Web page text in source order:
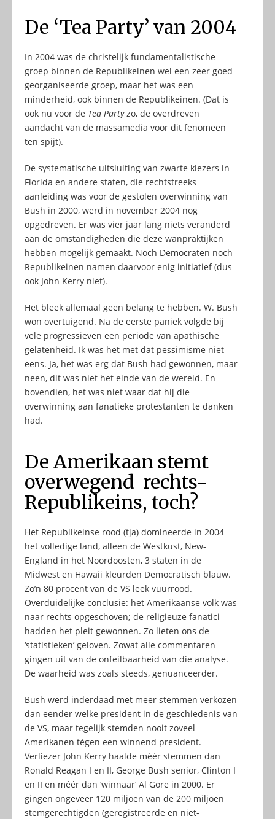
De ‘Tea Party’ van 2004
In 2004 was de christelijk fundamentalistische
groep binnen de Republikeinen wel een zeer goed
georganiseerde groep, maar het was een
minderheid, ook binnen de Republikeinen. (Dat is
ook nu voor de Tea Partyzo, de overdreven
aandacht van de massamedia voor dit fenomeen
ten spijt).
De systematische uitsluiting van zwarte kiezers in
Florida en andere staten, die rechtstreeks
aanleiding was voor de gestolen overwinning van
Bush in 2000, werd in november 2004 nog
opgedreven. Er was vier jaar lang niets veranderd
aan de omstandigheden die deze wanpraktijken
hebben mogelijk gemaakt. Noch Democraten noch
Republikeinen namen daarvoor enig initiatief (dus
ook John Kerry niet).
Het bleek allemaal geen belang te hebben. W. Bush
won overtuigend. Na de eerste paniek volgde bij
vele progressieven een periode van apathische
gelatenheid. Ik was het met dat pessimisme niet
eens. Ja, het was erg dat Bush had gewonnen, maar
neen, dit was niet het einde van de wereld. En
bovendien, het was niet waar dat hij die
overwinning aan fanatieke protestanten te danken
had.
De Amerikaan stemt
overwegend rechts-
Republikeins, toch?
Het Republikeinse rood (tja) domineerde in 2004
het volledige land, alleen de Westkust, New-
England in het Noordoosten, 3 staten in de
Midwest en Hawaii kleurden Democratisch blauw.
Zo’n 80 procent van de VS leek vuurrood.
Overduidelijke conclusie: het Amerikaanse volk was
naar rechts opgeschoven; de religieuze fanatici
hadden het pleit gewonnen. Zo lieten ons de
‘statistieken’ geloven. Zowat alle commentaren
gingen uit van de onfeilbaarheid van die analyse.
De waarheid was zoals steeds, genuanceerder.
Bush werd inderdaad met meer stemmen verkozen
dan eender welke president in de geschiedenis van
de VS, maar tegelijk stemden nooit zoveel
Amerikanen tégen een winnend president.
Verliezer John Kerry haalde méér stemmen dan
Ronald Reagan I en II, George Bush senior, Clinton I
en II en méér dan ‘winnaar‘ Al Gore in 2000. Er
gingen ongeveer 120 miljoen van de 200 miljoen
stemgerechtigden (geregistreerde en niet-